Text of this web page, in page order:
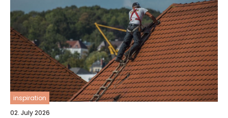
inspiration
02. July 2026